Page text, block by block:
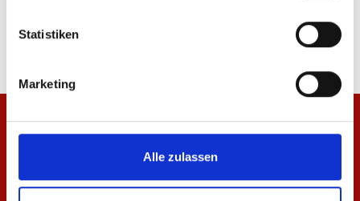
Statistiken
Marketing
Alle zulassen